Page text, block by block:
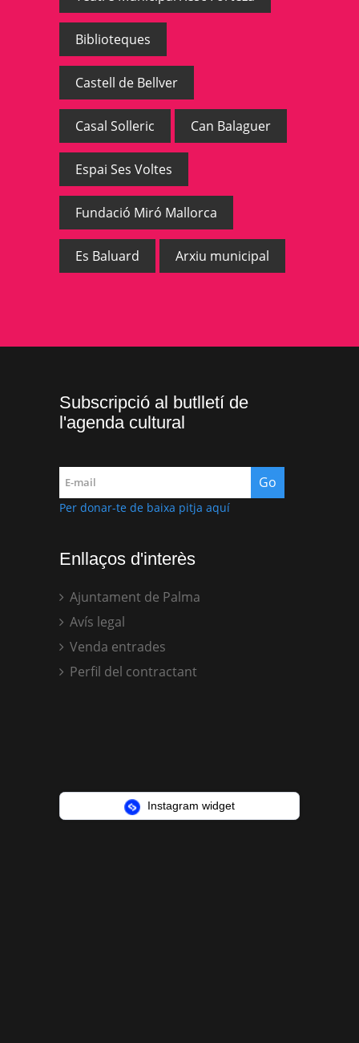
Biblioteques
Castell de Bellver
Casal Solleric Can Balaguer
Espai Ses Voltes
Fundació Miró Mallorca
Es Baluard Arxiu municipal
Subscripció al butlletí de
l'agenda cultural
Per donar-te de baixa pitja aquí
Enllaços d'interès
Ajuntament de Palma
Avís legal
Venda entrades
Perfil del contractant
Instagram widget